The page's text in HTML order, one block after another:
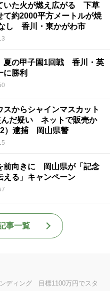
いた火が燃え広がる 下草
て約2000平方メートルが焼
し 香川・東かがわ市
夏の甲子園1回戦 香川・英
に勝利
スからシャインマスカット
んだ疑い ネットで販売か
）逮捕 岡山県警
前向きに 岡山県が「記念
える」キャンペーン
事一覧
ディング 目標1100万円でスタ